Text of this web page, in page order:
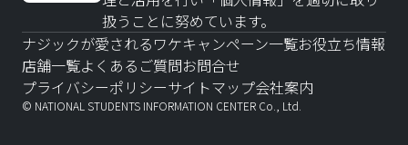
扱うことに努めています。
ナジックが愛されるワケキャンペーン一覧お役立ち情報
店舗一覧よくあるご質問お問合せ
プライバシーポリシーサイトマップ会社案内
© NATIONAL STUDENTS INFORMATION CENTER Co., Ltd.